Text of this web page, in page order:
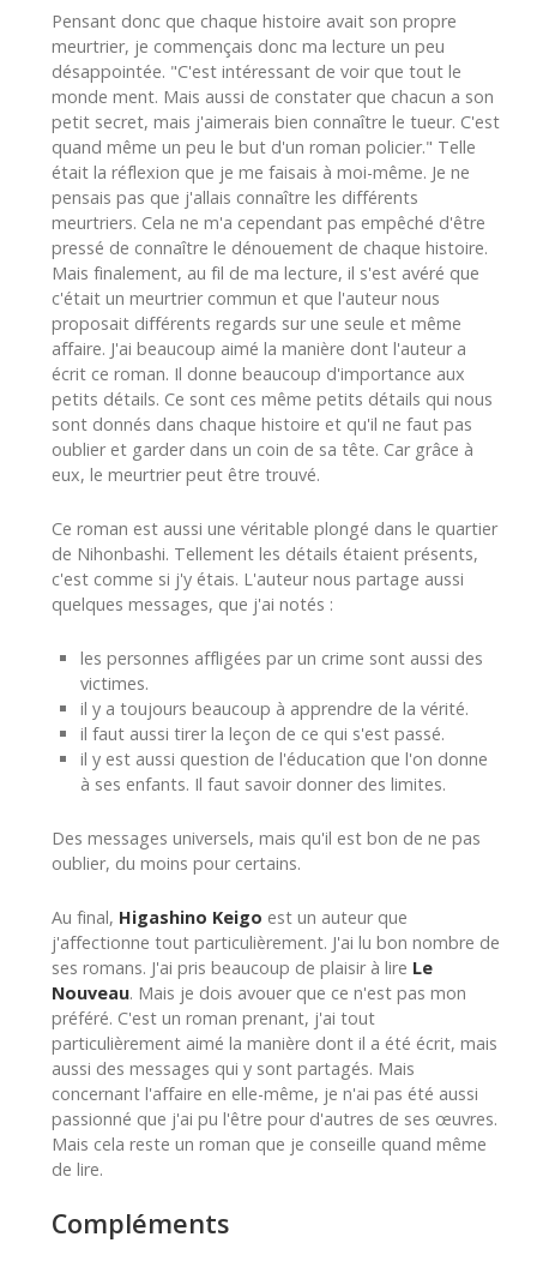
Pensant donc que chaque histoire avait son propre
meurtrier, je commençais donc ma lecture un peu
désappointée. "C'est intéressant de voir que tout le
monde ment. Mais aussi de constater que chacun a son
petit secret, mais j'aimerais bien connaître le tueur. C'est
quand même un peu le but d'un roman policier." Telle
était la réflexion que je me faisais à moi-même. Je ne
pensais pas que j'allais connaître les différents
meurtriers. Cela ne m'a cependant pas empêché d'être
pressé de connaître le dénouement de chaque histoire.
Mais finalement, au fil de ma lecture, il s'est avéré que
c'était un meurtrier commun et que l'auteur nous
proposait différents regards sur une seule et même
affaire. J'ai beaucoup aimé la manière dont l'auteur a
écrit ce roman. Il donne beaucoup d'importance aux
petits détails. Ce sont ces même petits détails qui nous
sont donnés dans chaque histoire et qu'il ne faut pas
oublier et garder dans un coin de sa tête. Car grâce à
eux, le meurtrier peut être trouvé.
Ce roman est aussi une véritable plongé dans le quartier
de Nihonbashi. Tellement les détails étaient présents,
c'est comme si j'y étais. L'auteur nous partage aussi
quelques messages, que j'ai notés :
les personnes affligées par un crime sont aussi des
victimes.
il y a toujours beaucoup à apprendre de la vérité.
il faut aussi tirer la leçon de ce qui s'est passé.
il y est aussi question de l'éducation que l'on donne
à ses enfants. Il faut savoir donner des limites.
Des messages universels, mais qu'il est bon de ne pas
oublier, du moins pour certains.
Au final, Higashino Keigo est un auteur que
j'affectionne tout particulièrement. J'ai lu bon nombre de
ses romans. J'ai pris beaucoup de plaisir à lire Le
Nouveau. Mais je dois avouer que ce n'est pas mon
préféré. C'est un roman prenant, j'ai tout
particulièrement aimé la manière dont il a été écrit, mais
aussi des messages qui y sont partagés. Mais
concernant l'affaire en elle-même, je n'ai pas été aussi
passionné que j'ai pu l'être pour d'autres de ses œuvres.
Mais cela reste un roman que je conseille quand même
de lire.
Compléments